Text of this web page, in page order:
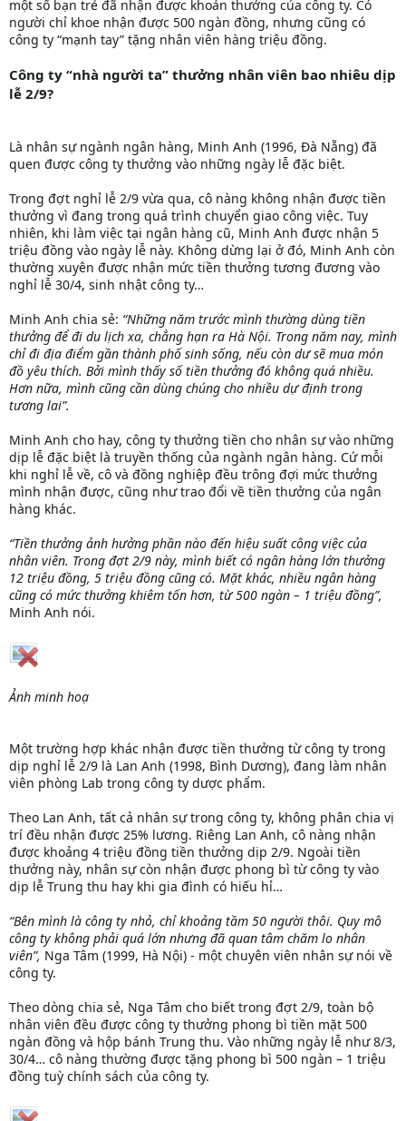
một số bạn trẻ đã nhận được khoản thưởng của công ty. Có
người chỉ khoe nhận được 500 ngàn đồng, nhưng cũng có
công ty “mạnh tay” tặng nhân viên hàng triệu đồng.
Công ty “nhà người ta” thưởng nhân viên bao nhiêu dịp
lễ 2/9?
Là nhân sự ngành ngân hàng, Minh Anh (1996, Đà Nẵng) đã
quen được công ty thưởng vào những ngày lễ đặc biệt.
Trong đợt nghỉ lễ 2/9 vừa qua, cô nàng không nhận được tiền
thưởng vì đang trong quá trình chuyển giao công việc. Tuy
nhiên, khi làm việc tại ngân hàng cũ, Minh Anh được nhận 5
triệu đồng vào ngày lễ này. Không dừng lại ở đó, Minh Anh còn
thường xuyên được nhận mức tiền thưởng tương đương vào
nghỉ lễ 30/4, sinh nhật công ty…
Minh Anh chia sẻ: “Những năm trước mình thường dùng tiền
thưởng để đi du lịch xa, chẳng hạn ra Hà Nội. Trong năm nay, mình
chỉ đi địa điểm gần thành phố sinh sống, nếu còn dư sẽ mua món
đồ yêu thích. Bởi mình thấy số tiền thưởng đó không quá nhiều.
Hơn nữa, mình cũng cần dùng chúng cho nhiều dự định trong
tương lai”.
Minh Anh cho hay, công ty thưởng tiền cho nhân sự vào những
dịp lễ đặc biệt là truyền thống của ngành ngân hàng. Cứ mỗi
khi nghỉ lễ về, cô và đồng nghiệp đều trông đợi mức thưởng
mình nhận được, cũng như trao đổi về tiền thưởng của ngân
hàng khác.
“Tiền thưởng ảnh hưởng phần nào đến hiệu suất công việc của
nhân viên. Trong đợt 2/9 này, mình biết có ngân hàng lớn thưởng
12 triệu đồng, 5 triệu đồng cũng có. Mặt khác, nhiều ngân hàng
cũng có mức thưởng khiêm tốn hơn, từ 500 ngàn – 1 triệu đồng”,
Minh Anh nói.
Ảnh minh hoạ
Một trường hợp khác nhận được tiền thưởng từ công ty trong
dịp nghỉ lễ 2/9 là Lan Anh (1998, Bình Dương), đang làm nhân
viên phòng Lab trong công ty dược phẩm.
Theo Lan Anh, tất cả nhân sự trong công ty, không phân chia vị
trí đều nhận được 25% lương. Riêng Lan Anh, cô nàng nhận
được khoảng 4 triệu đồng tiền thưởng dịp 2/9. Ngoài tiền
thưởng này, nhân sự còn nhận được phong bì từ công ty vào
dịp lễ Trung thu hay khi gia đình có hiếu hỉ…
“Bên mình là công ty nhỏ, chỉ khoảng tầm 50 người thôi. Quy mô
công ty không phải quá lớn nhưng đã quan tâm chăm lo nhân
viên”, Nga Tâm (1999, Hà Nội) - một chuyên viên nhân sự nói về
công ty.
Theo dòng chia sẻ, Nga Tâm cho biết trong đợt 2/9, toàn bộ
nhân viên đều được công ty thưởng phong bì tiền mặt 500
ngàn đồng và hộp bánh Trung thu. Vào những ngày lễ như 8/3,
30/4… cô nàng thường được tặng phong bì 500 ngàn – 1 triệu
đồng tuỳ chính sách của công ty.